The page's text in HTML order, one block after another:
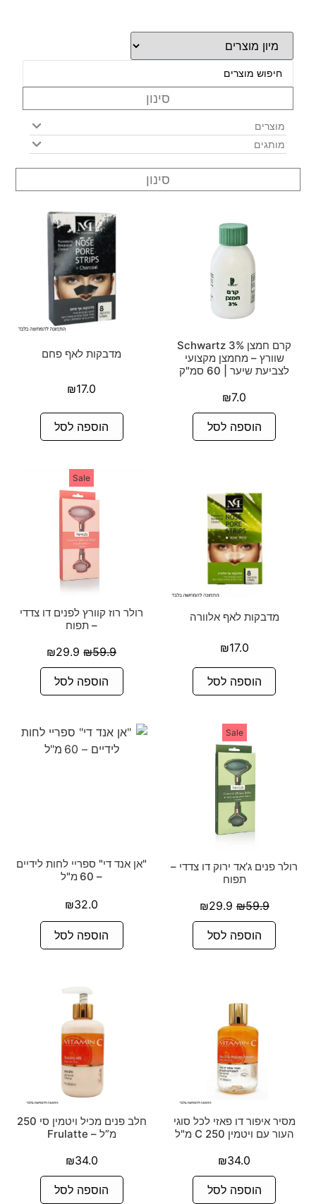
סינון
מוצרים
מותגים
סינון
קרם חמצן 3% Schwartz
שוורץ – מחמצן מקצועי
לצביעת שיער | 60 סמ"ק
₪7.0
הוספה לסל
מדבקות לאף פחם
₪17.0
הוספה לסל
מדבקות לאף אלוורה
₪17.0
הוספה לסל
Sale
רולר רוז קוורץ לפנים דו צדדי
– תפוח
₪59.9
₪29.9
הוספה לסל
Sale
רולר פנים ג’אד ירוק דו צדדי –
תפוח
₪59.9
₪29.9
הוספה לסל
"אן אנד די" ספריי לחות לידיים
– 60 מ"ל
₪32.0
הוספה לסל
מסיר איפור דו פאזי לכל סוגי
העור עם ויטמין C 250 מ"ל
₪34.0
הוספה לסל
חלב פנים מכיל ויטמין סי 250
מ”ל – Frulatte
₪34.0
הוספה לסל